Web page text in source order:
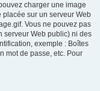
charger une image
placée sur un serveur Web
Vous ne pouvez pas
serveur Web public) ni des
exemple : Boîtes
mot de passe, etc. Pour